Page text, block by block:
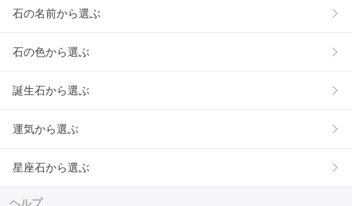
石の名前から選ぶ
石の色から選ぶ
誕生石から選ぶ
運気から選ぶ
星座石から選ぶ
ヘルプ